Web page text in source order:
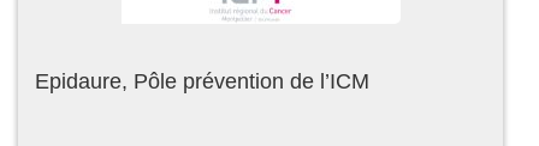
Epidaure, Pôle prévention de l’ICM